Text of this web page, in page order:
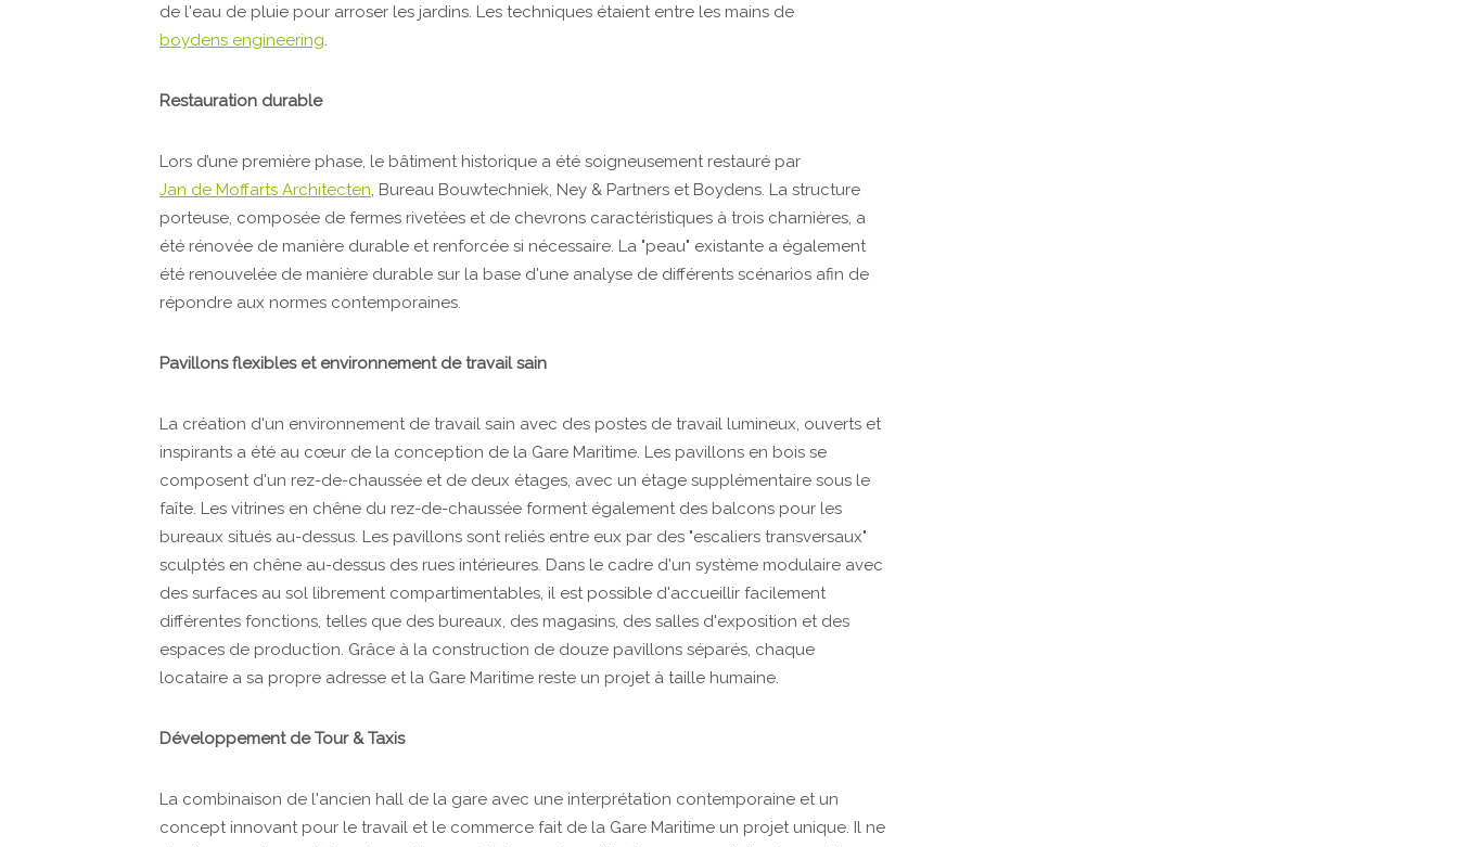
de l'eau de pluie pour arroser les jardins. Les techniques étaient entre les mains de
boydens engineering.
Restauration durable
Lors d’une première phase, le bâtiment historique a été soigneusement restauré par
Jan de Moffarts Architecten, Bureau Bouwtechniek, Ney & Partners et Boydens. La structure
porteuse, composée de fermes rivetées et de chevrons caractéristiques à trois charnières, a
été rénovée de manière durable et renforcée si nécessaire. La "peau" existante a également
été renouvelée de manière durable sur la base d'une analyse de différents scénarios afin de
répondre aux normes contemporaines.
Pavillons flexibles et environnement de travail sain
La création d'un environnement de travail sain avec des postes de travail lumineux, ouverts et
inspirants a été au cœur de la conception de la Gare Maritime. Les pavillons en bois se
composent d'un rez-de-chaussée et de deux étages, avec un étage supplémentaire sous le
faîte. Les vitrines en chêne du rez-de-chaussée forment également des balcons pour les
bureaux situés au-dessus. Les pavillons sont reliés entre eux par des "escaliers transversaux"
sculptés en chêne au-dessus des rues intérieures. Dans le cadre d'un système modulaire avec
des surfaces au sol librement compartimentables, il est possible d'accueillir facilement
différentes fonctions, telles que des bureaux, des magasins, des salles d'exposition et des
espaces de production. Grâce à la construction de douze pavillons séparés, chaque
locataire a sa propre adresse et la Gare Maritime reste un projet à taille humaine.
Développement de Tour & Taxis
La combinaison de l'ancien hall de la gare avec une interprétation contemporaine et un
concept innovant pour le travail et le commerce fait de la Gare Maritime un projet unique. Il ne